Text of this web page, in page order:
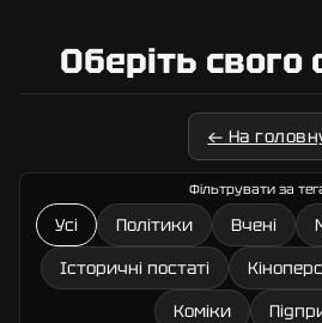
Оберіть свого
← На
Фільтрувати за
Усі Політики Вчені
Історичні постаті
Коміки